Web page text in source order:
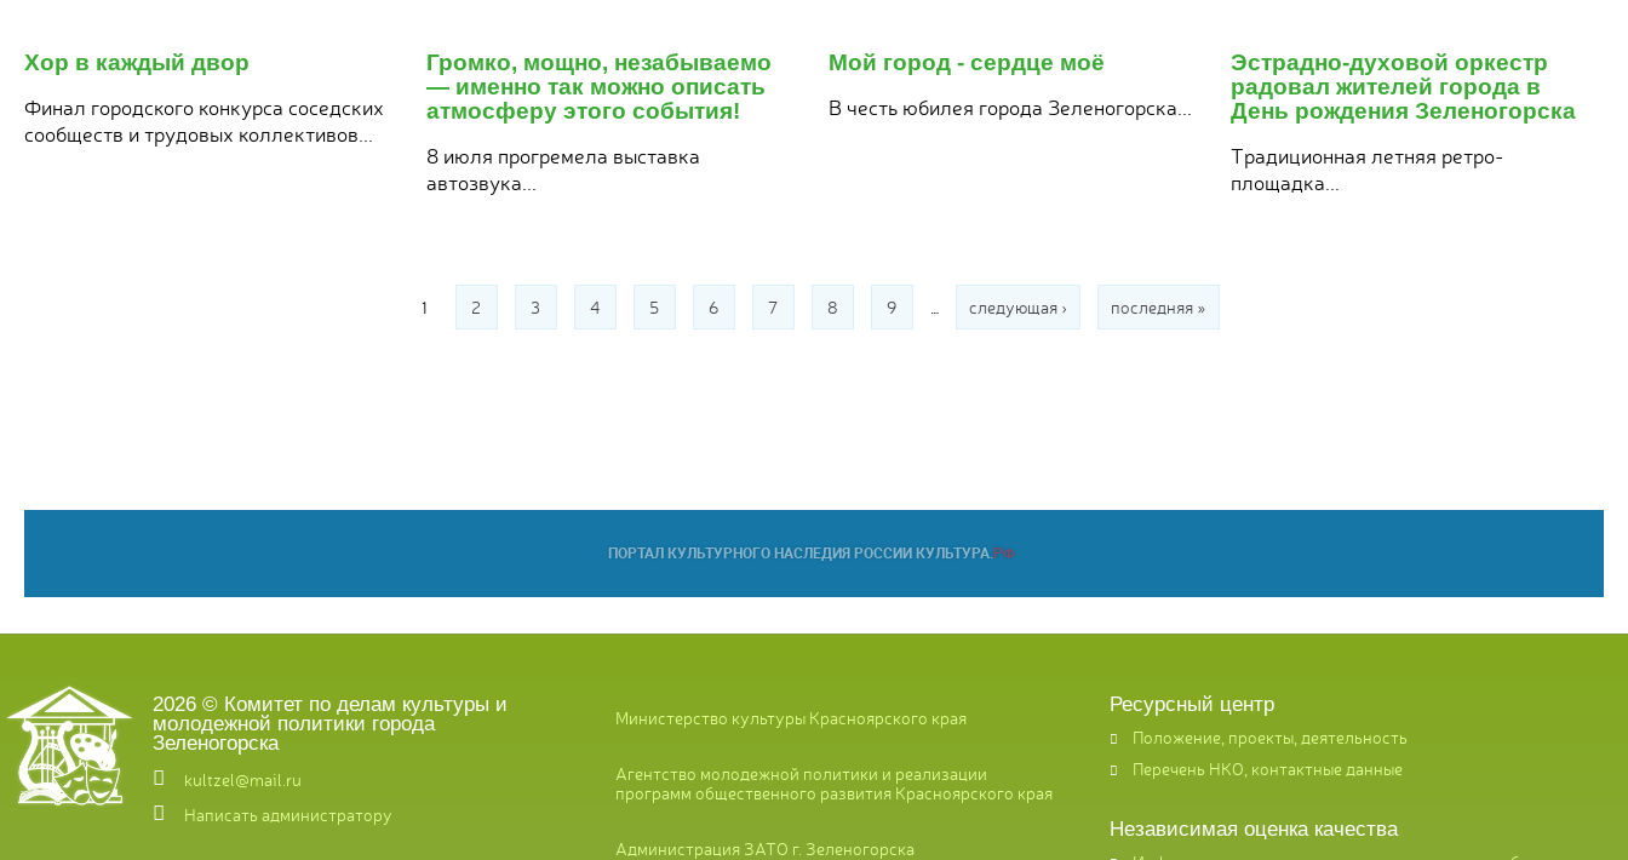
Хор в каждый двор
Финал городского конкурса соседских
сообществ и трудовых коллективов...
Громко, мощно, незабываемо
— именно так можно описать
атмосферу этого события!
8 июля прогремела выставка
автозвука...
июля
Мой город - сердце моё
В честь юбилея города Зеленогорска...
Эстрадно-духовой оркестр
радовал жителей города в
День рождения Зеленогорска
Традиционная летняя ретро-
площадка...
1 2 3 4 5 6 7 8 9 следующая › последняя »
2026 © Комитет по делам культуры и
молодежной политики города
Зеленогорска
kultzel@mail.ru
Написать администратору
Министерство культуры Красноярского края
Агентство молодежной политики и реализации
программ общественного развития Красноярского края
Администрация ЗАТО г. Зеленогорска
Ресурсный центр
Положение, проекты, деятельность
Перечень НКО, контактные данные
Независимая оценка качества